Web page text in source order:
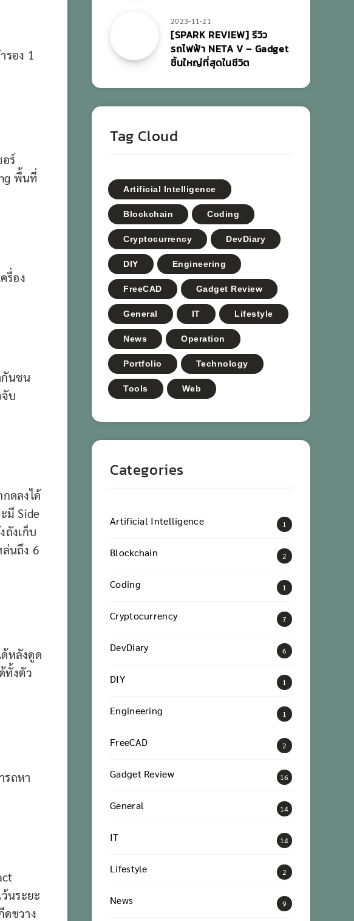
รอง 1
ร์
พื้นที่
รื่อง
กันชน
บ
ดลงได้
มี Side
ถังเก็บ
นถึง 6
หลังดูด
ทั้งตัว
รถหา
นระยะ
ดขวาง
2023-11-21
[SPARK REVIEW] รีวิว
รถไฟฟ้า NETA V – Gadget
ชิ้นใหญ่ที่สุดในชีวิต
Tag Cloud
Artificial Intelligence
Blockchain Coding
Cryptocurrency DevDiary
DIY Engineering
FreeCAD Gadget Review
General IT Lifestyle
News Operation
Portfolio Technology
Tools Web
Categories
Artificial Intelligence 1
Blockchain 2
Coding 1
Cryptocurrency 7
DevDiary 6
DIY 1
Engineering 1
FreeCAD 2
Gadget Review 16
General 14
IT 14
Lifestyle 2
News 9